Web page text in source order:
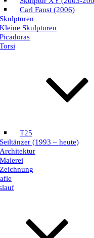
Carl Faust (2006)
Skulpturen
Kleine Skulpturen
Picadoras
Torsi
T25
Seiltänzer (1993 – heute)
Architektur
Malerei
Zeichnung